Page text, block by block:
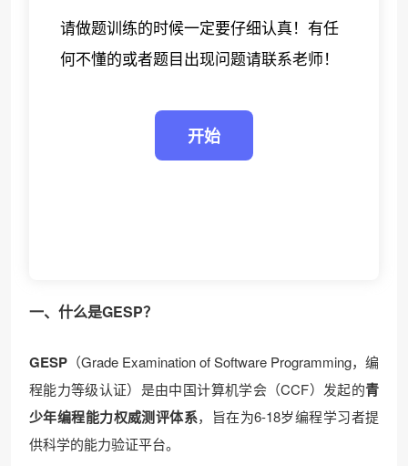
请做题训练的时候一定要仔细认真！有任
何不懂的或者题目出现问题请联系老师！
一、什么是GESP？
GESP （Grade Examination of Software Programming，编
程能力等级认证）是由中国计算机学会（CCF）发起的青
少年编程能力权威测评体系，旨在为6-18岁编程学习者提
供科学的能力验证平台。